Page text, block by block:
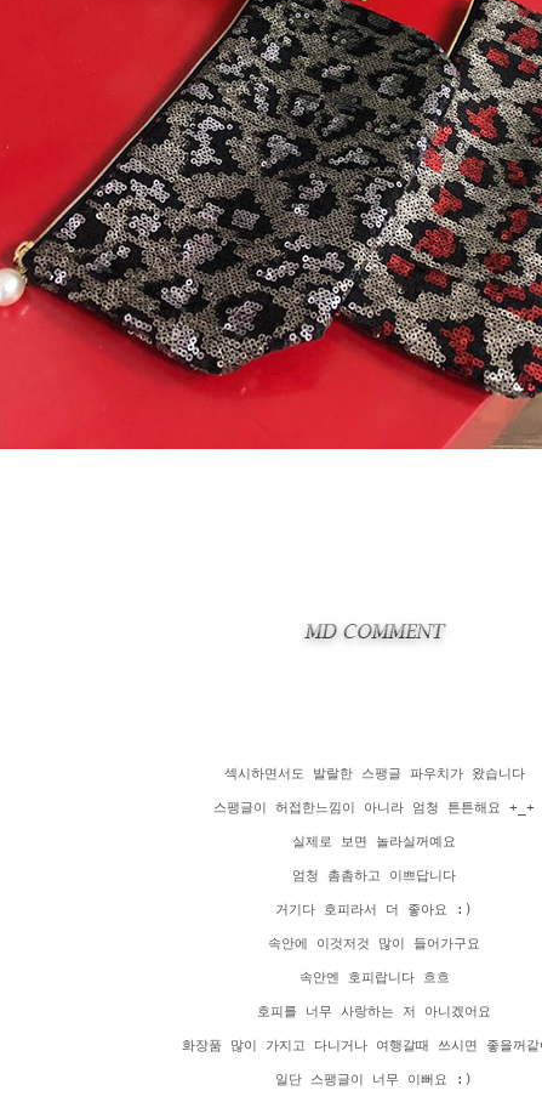
섹시하면서도 발랄한 스팽글 파우치가 왔습니다
스팽글이 허접한느낌이 아니라 엄청 튼튼해요 +_+
실제로 보면 놀라실꺼예요
엄청 촘촘하고 이쁘답니다
거기다 호피라서 더 좋아요 :)
속안에 이것저것 많이 들어가구요
속안엔 호피랍니다 흐흐
호피를 너무 사랑하는 저 아니겠어요
화장품 많이 가지고 다니거나 여행갈때 쓰시면 좋을꺼같
일단 스팽글이 너무 이뻐요 :)